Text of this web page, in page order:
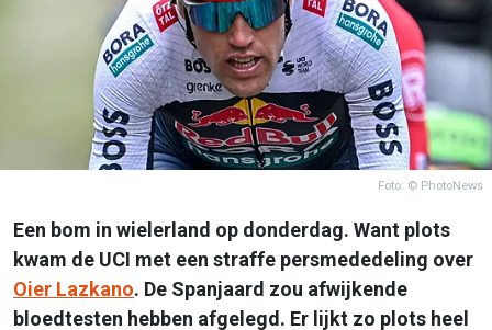
Foto: © PhotoNews
Een bom in wielerland op donderdag. Want plots
kwam de UCI met een straffe persmededeling over
Oier Lazkano. De Spanjaard zou afwijkende
bloedtesten hebben afgelegd. Er lijkt zo plots heel